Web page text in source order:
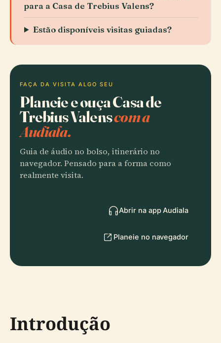
para a Casa de Trebius Valens?
Estão disponíveis visitas guiadas?
FAÇA DA VISITA ALGO SEU
Planeie e ouça Casa de
Trebius Valenscom a
Audiala.
Guia de áudio no bolso, itinerário no
navegador. Pensado para a forma como
realmente visita.
Abrir na app Audiala
Planeie no navegador
Introdução